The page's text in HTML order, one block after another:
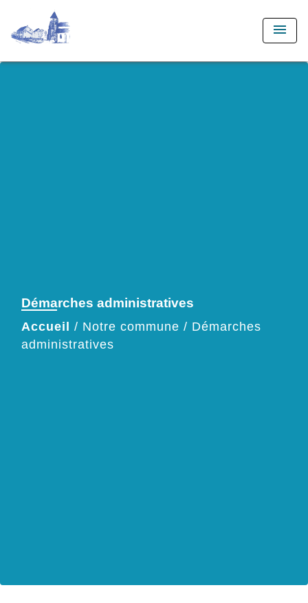
menu
Démarches administratives
Accueil / Notre commune / Démarches
administratives